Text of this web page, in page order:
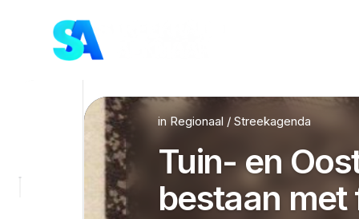
inRegionaal / Streekagenda
Tuin- en
bestaan